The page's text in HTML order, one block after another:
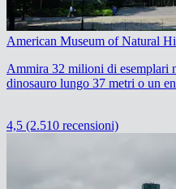
American Museum of Natural
Ammira 32 milioni di esemplari
dinosauro lungo 37 metri o un
4,5 (2.510 recensioni)